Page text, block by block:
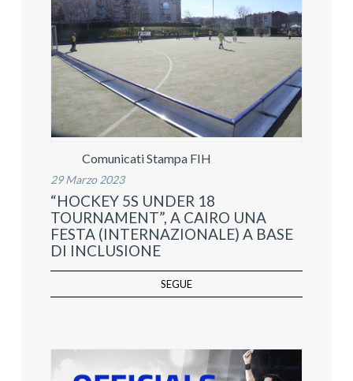
Comunicati Stampa FIH
29 Marzo 2023
“HOCKEY 5S UNDER 18
TOURNAMENT”, A CAIRO UNA
FESTA (INTERNAZIONALE) A BASE
DI INCLUSIONE
SEGUE